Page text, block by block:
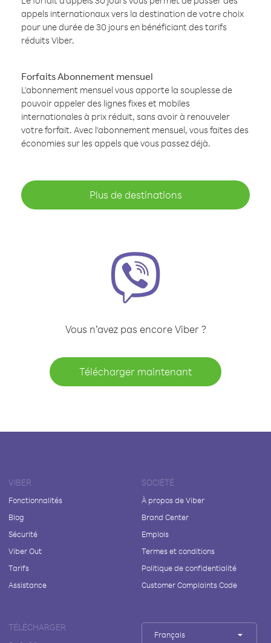
appels internationaux vers la destination de votre choix
pour une durée de 30 jours en bénéficiant des tarifs
réduits Viber.
Forfaits Abonnement mensuel
L'abonnement mensuel vous apporte la souplesse de
pouvoir appeler des lignes fixes et mobiles
internationales à prix réduit, sans avoir à renouveler
votre forfait. Avec l'abonnement mensuel, vous faites des
économies sur les appels que vous passez déjà.
Plus de destinations
Vous n’avez pas encore Viber ?
Télécharger maintenant
VIBER
Fonctionnalités
Blog
Sécurité
Viber Out
Tarifs
Assistance
SOCIÉTÉ
À propos de Viber
Brand Center
Emplois
Termes et conditions
Politique de confidentialité
Customer Complaints Code
TÉLÉCHARGER
Français